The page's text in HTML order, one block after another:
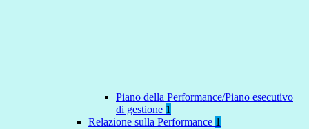
Piano della Performance/Piano esecutivo
di gestione 1
Relazione sulla Performance 1